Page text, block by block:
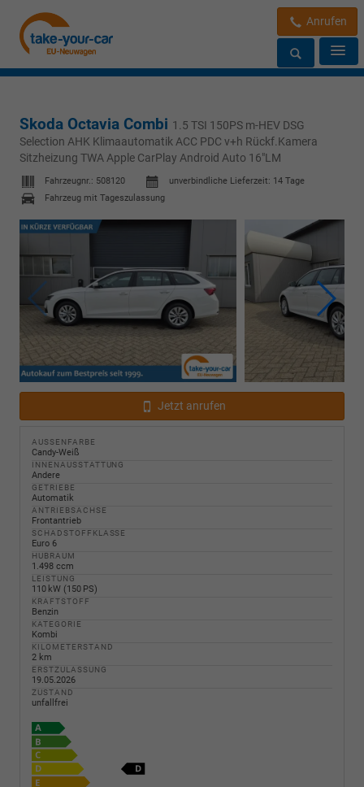
Anrufen
Skoda Octavia Combi 1.5 TSI 150PS m-HEV DSG
Selection AHK Klimaautomatik ACC PDC v+h Rückf.Kamera
Sitzheizung TWA Apple CarPlay Android Auto 16"LM
Fahrzeugnr.: 508120 unverbindliche Lieferzeit: 14 Tage
Fahrzeug mit Tageszulassung
Jetzt anrufen
AUSSENFARBE
Candy-Weiß
INNENAUSSTATTUNG
Andere
GETRIEBE
Automatik
ANTRIEBSACHSE
Frontantrieb
SCHADSTOFFKLASSE
Euro 6
HUBRAUM
1.498 ccm
LEISTUNG
110 kW (150 PS)
KRAFTSTOFF
Benzin
KATEGORIE
Kombi
KILOMETERSTAND
2 km
ERSTZULASSUNG
19.05.2026
ZUSTAND
unfallfrei